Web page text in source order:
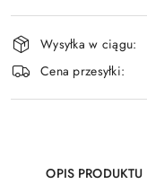
Dostępność
i
dostawa
Wysyłka w ciągu:
Cena przesyłki:
OPIS PRODUKTU